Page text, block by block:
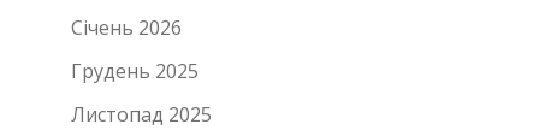
Січень 2026
Грудень 2025
Листопад 2025